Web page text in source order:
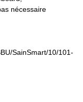
nécessaire